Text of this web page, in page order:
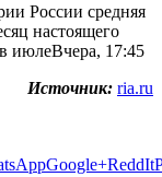
России средняя
настоящего
июлеВчера, 17:45
Источник: ria.ru
Google+ReddIt